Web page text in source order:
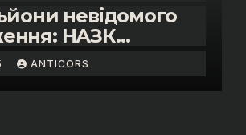
невідомого
НАЗК
розкішне життя
митниці “Тиса”
ANTICORS